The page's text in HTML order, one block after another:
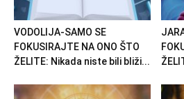
VODOLIJA-SAMO SE
FOKUSIRAJTE NA ONO ŠTO
ŽELITE: Nikada niste bili bliži...